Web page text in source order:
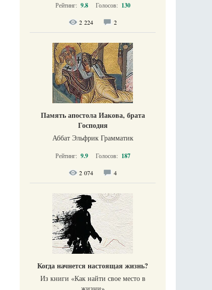
Рейтинг: 9.8 Голосов: 130
2 224 2
Память апостола Иакова, брата
Господня
Аббат Эльфрик Грамматик
Рейтинг: 9.9 Голосов: 187
2 074 4
Когда начнется настоящая жизнь?
Из книги «Как найти свое место в